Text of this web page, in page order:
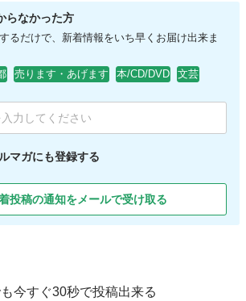
らなかった方
るだけで、新着情報をいち早くお届け出来ま
売ります・あげます 本/CD/DVD 文芸
マガにも登録する
投稿の通知をメールで受け取る
今すぐ30秒で投稿出来る